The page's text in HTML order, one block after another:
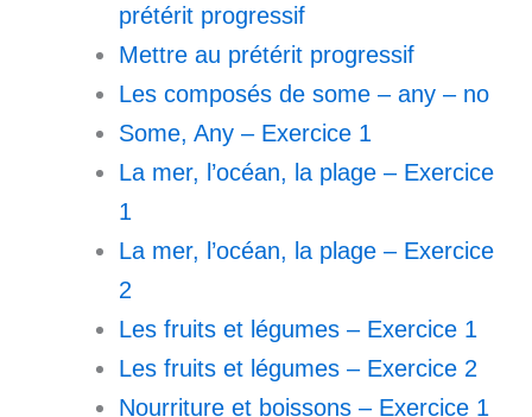
prétérit progressif
Mettre au prétérit progressif
Les composés de some – any – no
Some, Any – Exercice 1
La mer, l’océan, la plage – Exercice
1
La mer, l’océan, la plage – Exercice
2
Les fruits et légumes – Exercice 1
Les fruits et légumes – Exercice 2
Nourriture et boissons – Exercice 1